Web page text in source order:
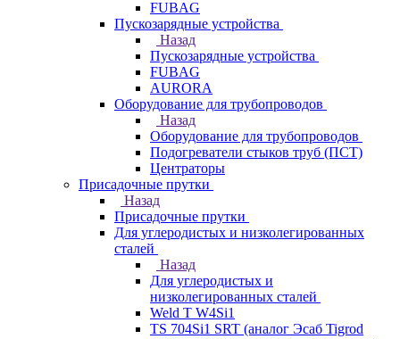
FUBAG
Пускозарядные устройства
Назад
Пускозарядные устройства
FUBAG
AURORA
Оборудование для трубопроводов
Назад
Оборудование для трубопроводов
Подогреватели стыков труб (ПСТ)
Центраторы
Присадочные прутки
Назад
Присадочные прутки
Для углеродистых и низколегированных
сталей
Назад
Для углеродистых и
низколегированных сталей
Weld T W4Si1
TS 704Si1 SRT (аналог Эсаб Tigrod